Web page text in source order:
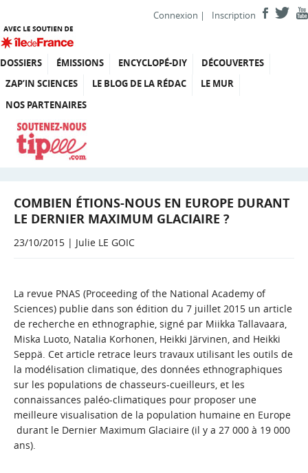
Connexion | Inscription
DOSSIERS ÉMISSIONS ENCYCLOPÉ-DIY
DÉCOUVERTES
ZAP’IN SCIENCES
LE BLOG DE LA RÉDAC
LE MUR
NOS PARTENAIRES
COMBIEN ÉTIONS-NOUS EN EUROPE DURANT
LE DERNIER MAXIMUM GLACIAIRE ?
23/10/2015 | Julie LE GOIC
La revue PNAS (Proceeding of the National Academy of
Sciences) publie dans son édition du 7 juillet 2015 un article
de recherche en ethnographie, signé par Miikka Tallavaara,
Miska Luoto, Natalia Korhonen, Heikki Järvinen, and Heikki
Seppä. Cet article retrace leurs travaux utilisant les outils de
la modélisation climatique, des données ethnographiques
sur les populations de chasseurs-cueilleurs, et les
connaissances paléo-climatiques pour proposer une
meilleure visualisation de la population humaine en Europe
durant le Dernier Maximum Glaciaire (il y a 27 000 à 19 000
ans).